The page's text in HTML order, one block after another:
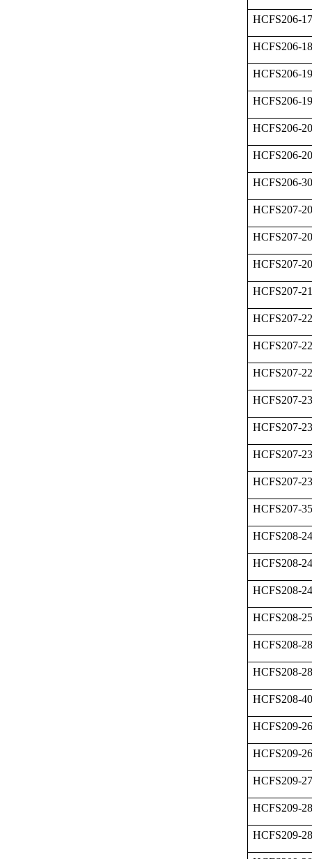
HCFS206-17
HCFS206-18
HCFS206-19
HCFS206-
HCFS206-20
HCFS206-
HCFS206-
HCFS207-20
HCFS207-
HCFS207-
HCFS207-21
HCFS207-22
HCFS207-
HCFS207-
HCFS207-23
HCFS207-
HCFS207-
HCFS207-
HCFS207-
HCFS208-24
HCFS208-
HCFS208-
HCFS208-25
HCFS208-
HCFS208-
HCFS208-
HCFS209-26
HCFS209-
HCFS209-27
HCFS209-28
HCFS209-